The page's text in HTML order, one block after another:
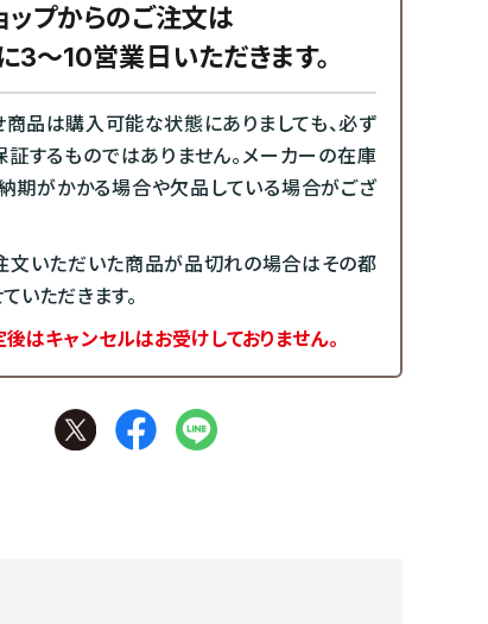
ップからのご注文は
3～10営業日いただきます。
品は購入可能な状態にありましても、必ず
証するものではありません。メーカーの在庫
期がかかる場合や欠品している場合がござ
いただいた商品が品切れの場合はその都
いただきます。
はキャンセルはお受けしておりません。